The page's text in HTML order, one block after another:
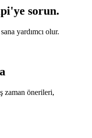
sorun.
yardımcı olur.
zaman önerileri,